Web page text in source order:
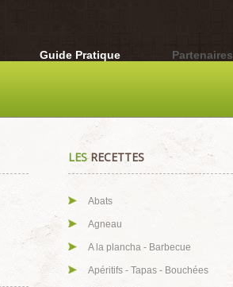
Guide Pratique Partenaires
LESRECETTES
Abats
Agneau
A la plancha - Barbecue
Apéritifs - Tapas - Bouchées